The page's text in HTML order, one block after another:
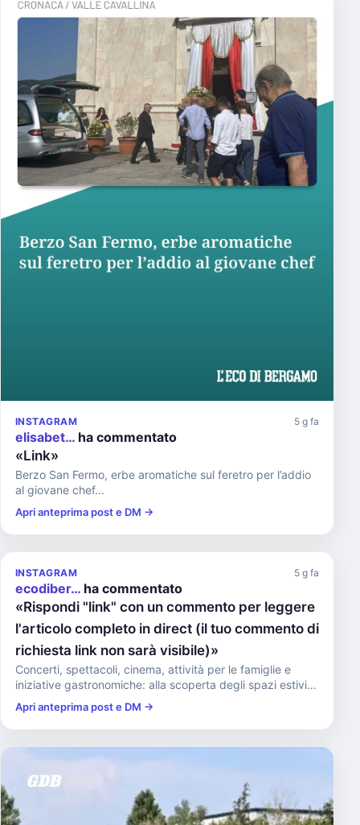
INSTAGRAM 5 g fa
elisabet… ha commentato
«Link»
Berzo San Fermo, erbe aromatiche sul feretro per l’addio
al giovane chef...
Apri anteprima post e DM →
INSTAGRAM 5 g fa
ecodiber… ha commentato
«Rispondi "link" con un commento per leggere
l'articolo completo in direct (il tuo commento di
richiesta link non sarà visibile)»
Concerti, spettacoli, cinema, attività per le famiglie e
iniziative gastronomiche: alla scoperta degli spazi estivi
di B...
Apri anteprima post e DM →